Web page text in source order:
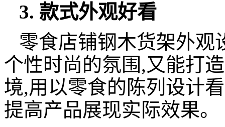
3. 款式外观好看
零食店铺钢木货架外观
个性时尚的氛围,又能打
境,用以零食的陈列设计
提高产品展现实际效果。